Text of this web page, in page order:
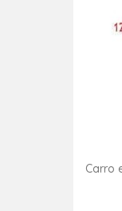
Carro